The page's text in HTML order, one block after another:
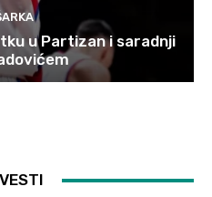
u Partizan i saradnji